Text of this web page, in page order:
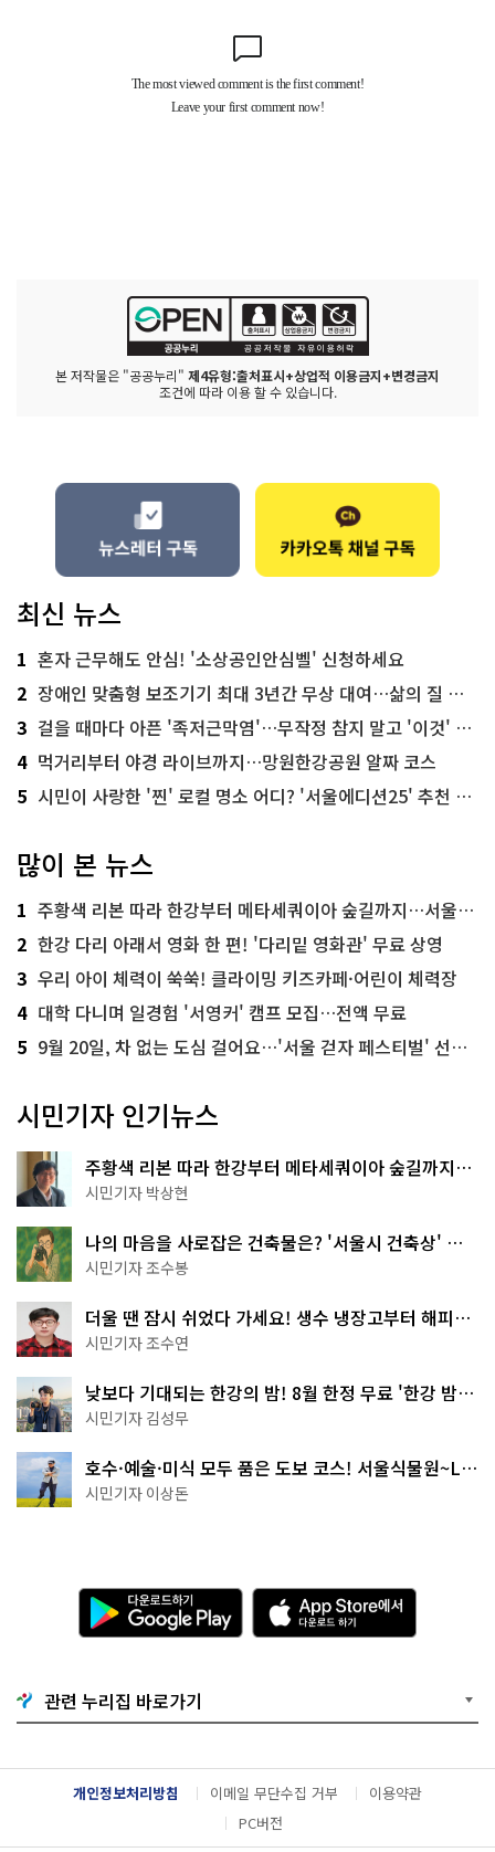
본 저작물은 "공공누리" 제4유형:출처표시+상업적 이용금지+변경금지
조건에 따라 이용 할 수 있습니다.
최신 뉴스
1 혼자 근무해도 안심! '소상공인안심벨' 신청하세요
2 장애인 맞춤형 보조기기 최대 3년간 무상 대여…삶의 질 높인다
3 걸을 때마다 아픈 '족저근막염'…무작정 참지 말고 '이것' 해보세요!
4 먹거리부터 야경 라이브까지…망원한강공원 알짜 코스
5 시민이 사랑한 '찐' 로컬 명소 어디? '서울에디션25' 추천 코스
많이 본 뉴스
1 주황색 리본 따라 한강부터 메타세쿼이아 숲길까지…서울둘레길 15코스
2 한강 다리 아래서 영화 한 편! '다리밑 영화관' 무료 상영
3 우리 아이 체력이 쑥쑥! 클라이밍 키즈카페·어린이 체력장
4 대학 다니며 일경험 '서영커' 캠프 모집…전액 무료
5 9월 20일, 차 없는 도심 걸어요…'서울 걷자 페스티벌' 선착순 5천명
시민기자 인기뉴스
주황색 리본 따라 한강부터 메타세쿼이아 숲길까지…
서울둘레길 15코스
시민기자 박상현
나의 마음을 사로잡은 건축물은? '서울시 건축상' 수
상작 공개!
시민기자 조수봉
더울 땐 잠시 쉬었다 가세요! 생수 냉장고부터 해피소
·무더위쉼터까지
시민기자 조수연
낮보다 기대되는 한강의 밤! 8월 한정 무료 '한강 밤
핑' 예약은?
시민기자 김성무
호수·예술·미식 모두 품은 도보 코스! 서울식물원~LG
아트센터~마곡테라스거리
시민기자 이상돈
다
운
로
기
G
o
g
l
e
A
p
p
e
서
다
운
관련 누리집 바로가기
개인정보처리방침 이메일 무단수집 거부
이용약관
PC버전